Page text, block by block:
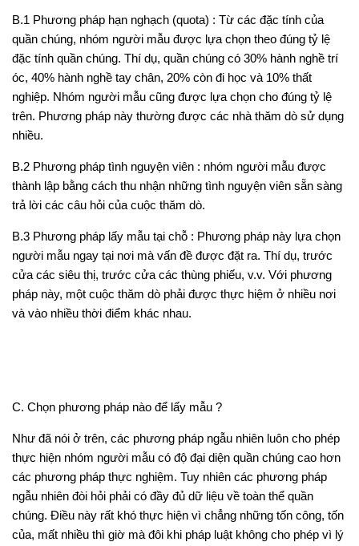
B.1 Phương pháp hạn nghạch (quota) : Từ các đặc tính của
quần chúng, nhóm người mẫu được lựa chọn theo đúng tỷ lệ
đặc tính quần chúng. Thí dụ, quần chúng có 30% hành nghề trí
óc, 40% hành nghề tay chân, 20% còn đi học và 10% thất
nghiệp. Nhóm người mẫu cũng được lựa chọn cho đúng tỷ lệ
trên. Phương pháp này thường được các nhà thăm dò sử dụng
nhiều.
B.2 Phương pháp tình nguyện viên : nhóm người mẫu được
thành lập bằng cách thu nhận những tình nguyện viên sẵn sàng
trả lời các câu hỏi của cuộc thăm dò.
B.3 Phương pháp lấy mẫu tại chỗ : Phương pháp này lựa chọn
người mẫu ngay tại nơi mà vấn đề được đặt ra. Thí dụ, trước
cửa các siêu thị, trước cửa các thùng phiếu, v.v. Với phương
pháp này, một cuộc thăm dò phải được thực hiệm ở nhiều nơi
và vào nhiều thời điểm khác nhau.
C. Chọn phương pháp nào để lấy mẫu ?
Như đã nói ở trên, các phương pháp ngẫu nhiên luôn cho phép
thực hiện nhóm người mẫu có độ đại diện quần chúng cao hơn
các phương pháp thực nghiệm. Tuy nhiên các phương pháp
ngẫu nhiên đòi hỏi phải có đầy đủ dữ liệu về toàn thể quần
chúng. Điều này rất khó thực hiện vì chẳng những tốn công, tốn
của, mất nhiều thì giờ mà đôi khi pháp luật không cho phép vì lý